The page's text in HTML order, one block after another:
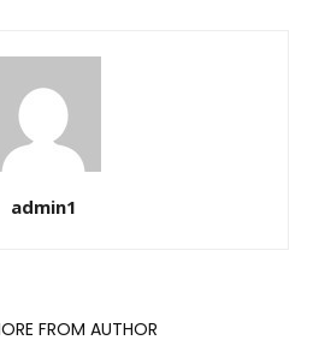
admin1
FROM AUTHOR